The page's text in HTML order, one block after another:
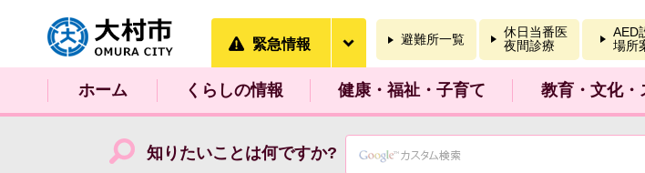
大村市
緊急情報 避難所一覧
休日当番医
夜間診療
AED
場所
ホーム くらしの情報 健康・福祉・子育て 教育・文化・
知りたいことは何ですか?